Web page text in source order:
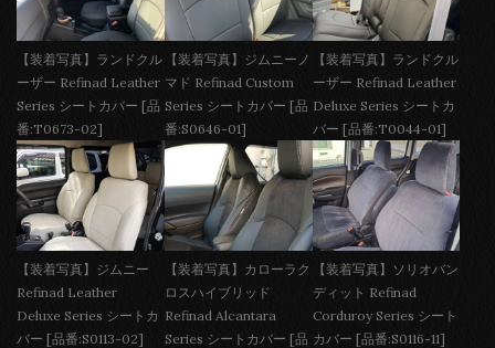
【装着写真】ランドクル
ーザー Refinad Leather
Series シートカバー [品
番:T0673-02]
【装着写真】ジムニーノ
マド Refinad Custom
Series シートカバー [品
番:S0646-01]
【装着写真】ランドクル
ーザー Refinad Leather
Deluxe Series シートカ
バー [品番:T0044-01]
【装着写真】ジムニー
Refinad Leather
Deluxe Series シートカ
バー [品番:S0113-02]
【装着写真】カローラク
ロスハイブリッド
Refinad Alcantara
Series シートカバー [品
【装着写真】ソリオバン
ディット Refinad
Corduroy Series シート
カバー [品番:S0116-11]